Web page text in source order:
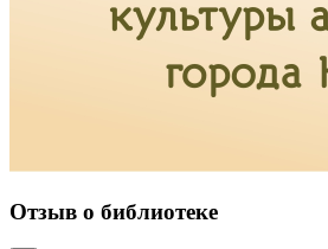
Отзыв о библиотеке